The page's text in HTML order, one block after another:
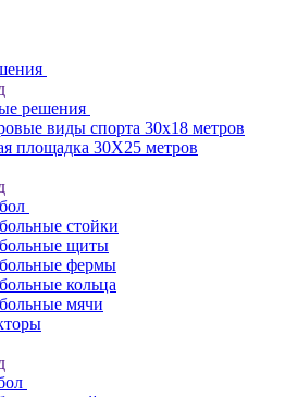
решения
виды спорта 30x18 метров
площадка 30Х25 метров
стойки
щиты
фермы
кольца
мячи